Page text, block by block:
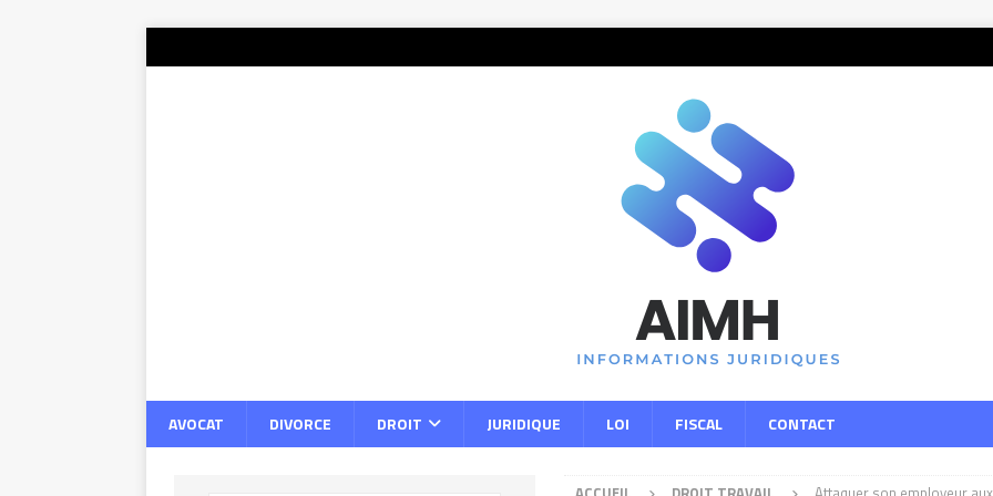
AVOCAT DIVORCE DROIT JURIDIQUE LOI FISCAL CONTACT